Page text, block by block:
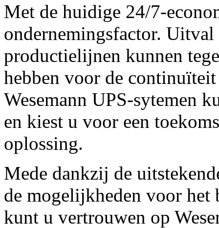
Met de huidige 24/7-
ondernemingsfactor.
productielijnen kunnen
hebben voor de
Wesemann UPS-sytemen
en kiest u voor een
oplossing.
Mede dankzij de
de mogelijkheden voor het
kunt u vertrouwen op